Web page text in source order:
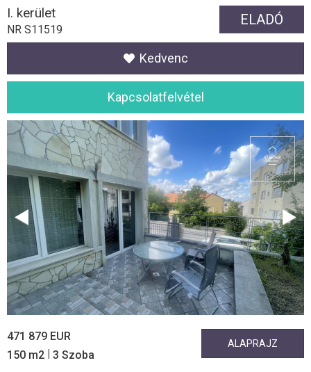
ELADÓ
I. kerület
NR S11519
Kedvenc
Kapcsolatfelvétel
471 879 EUR
150 m2 | 3 Szoba
ALAPRAJZ